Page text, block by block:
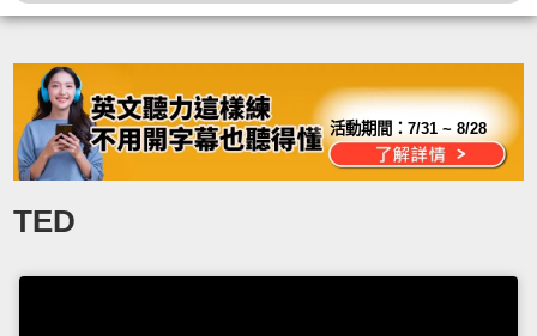
活動期間：7/31 ~ 8/28
TED